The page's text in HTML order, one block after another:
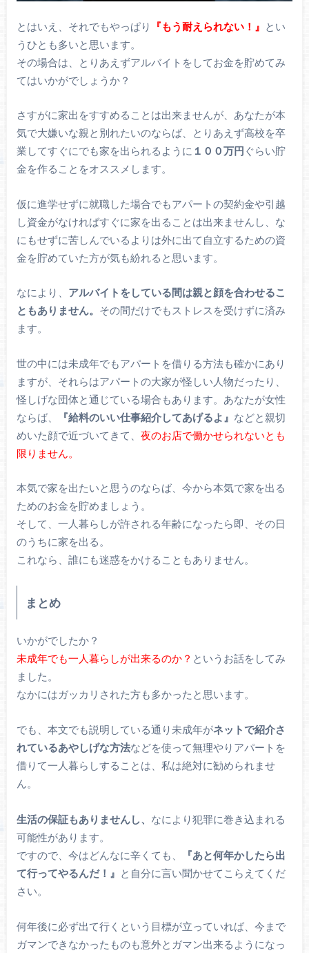
とはいえ、それでもやっぱり 『もう耐えられない！』
とい
うひとも多いと思います。
その場合は、とりあえずアルバイトをしてお金を貯めてみ
てはいかがでしょうか？
さすがに家出をすすめることは出来ませんが、あなたが本
気で大嫌いな親と別れたいのならば、とりあえず高校を卒
業してすぐにでも家を出られるように １００万円 ぐらい貯
金を作ることをオススメします。
仮に進学せずに就職した場合でもアパートの契約金や引越
し資金がなければすぐに家を出ることは出来ませんし、な
にもせずに苦しんでいるよりは外に出て自立するための資
金を貯めていた方が気も紛れると思います。
なにより、 アルバイトをしている間は親と顔を合わせるこ
ともありません。 その間だけでもストレスを受けずに済み
ます。
世の中には未成年でもアパートを借りる方法も確かにあり
ますが、それらはアパートの大家が怪しい人物だったり、
怪しげな団体と通じている場合もあります。あなたが女性
ならば、
『給料のいい仕事紹介してあげるよ』 などと親切
めいた顔で近づいてきて、 夜のお店で働かせられないとも
限りません。
本気で家を出たいと思うのならば、今から本気で家を出る
ためのお金を貯めましょう。
そして、一人暮らしが許される年齢になったら即、その日
のうちに家を出る。
これなら、誰にも迷惑をかけることもありません。
まとめ
いかがでしたか？
未成年でも一人暮らしが出来るのか？ というお話をしてみ
ました。
なかにはガッカリされた方も多かったと思います。
でも、本文でも説明している通り未成年がネットで紹介さ
れているあやしげな方法などを使って無理やりアパートを
借りて一人暮らしすることは、私は絶対に勧められませ
ん。
生活の保証もありませんし、 なにより犯罪に巻き込まれる
可能性があります。
ですので、今はどんなに辛くても、
『あと何年かしたら出
て行ってやるんだ！』 と自分に言い聞かせてこらえてくだ
さい。
何年後に必ず出て行くという目標が立っていれば、今まで
ガマンできなかったものも意外とガマン出来るようになっ